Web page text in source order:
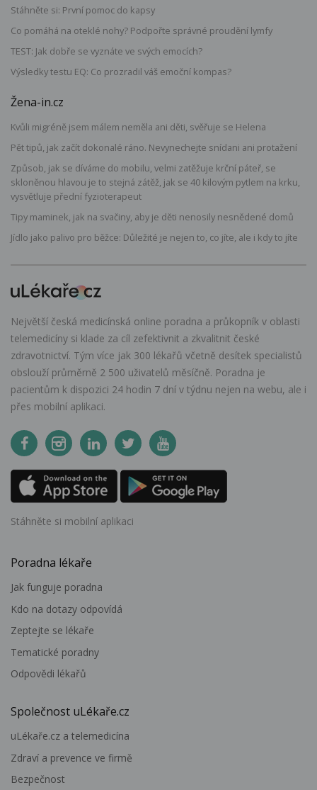
Stáhněte si: První pomoc do kapsy
Co pomáhá na oteklé nohy? Podpořte správné proudění lymfy
TEST: Jak dobře se vyznáte ve svých emocích?
Výsledky testu EQ: Co prozradil váš emoční kompas?
Žena-in.cz
Kvůli migréně jsem málem neměla ani děti, svěřuje se Helena
Pět tipů, jak začít dokonalé ráno. Nevynechejte snídani ani protažení
Způsob, jak se díváme do mobilu, velmi zatěžuje krční páteř, se
skloněnou hlavou je to stejná zátěž, jak se 40 kilovým pytlem na krku,
vysvětluje přední fyzioterapeut
Tipy maminek, jak na svačiny, aby je děti nenosily nesnědené domů
Jídlo jako palivo pro běžce: Důležité je nejen to, co jíte, ale i kdy to jíte
Největší česká medicínská online poradna a průkopník v oblasti
telemedicíny si klade za cíl zefektivnit a zkvalitnit české
zdravotnictví. Tým více jak 300 lékařů včetně desítek specialistů
obslouží průměrně 2 500 uživatelů měsíčně. Poradna je
pacientům k dispozici 24 hodin 7 dní v týdnu nejen na webu, ale i
přes mobilní aplikaci.
Stáhněte si mobilní aplikaci
Poradna lékaře
Jak funguje poradna
Kdo na dotazy odpovídá
Zeptejte se lékaře
Tematické poradny
Odpovědi lékařů
Společnost uLékaře.cz
uLékaře.cz a telemedicína
Zdraví a prevence ve firmě
Bezpečnost